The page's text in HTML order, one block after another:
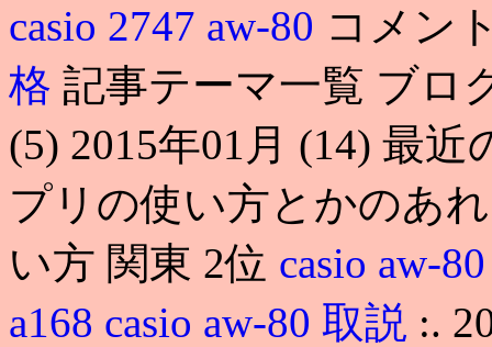
casio 2747 aw-80 コメン
格 記事テーマ一覧 ブロ
(5) 2015年01月 (14) 最
プリの使い方とかのあ
い方 関東 2位 casio aw-
a168 casio aw-80 取説 :.